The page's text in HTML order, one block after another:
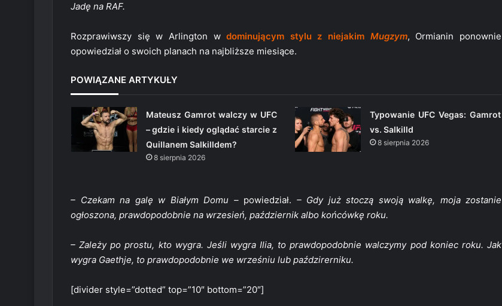
Jadę na RAF.
Rozprawiwszy się w Arlington wdominującym stylu z niejakim Mugzym, Ormianin ponownie
opowiedział o swoich planach na najbliższe miesiące.
POWIĄZANE ARTYKUŁY
Mateusz Gamrot walczy w UFC
– gdzie i kiedy oglądać starcie z
Quillanem Salkilldem?
8 sierpnia 2026
Typowanie UFC Vegas: Gamrot
vs. Salkilld
8 sierpnia 2026
– Czekam na galę w Białym Domu –powiedział. – Gdy już stoczą swoją walkę, moja zostanie
ogłoszona, prawdopodobnie na wrzesień, październik albo końcówkę roku.
– Zależy po prostu, kto wygra. Jeśli wygra Ilia, to prawdopodobnie walczymy pod koniec roku. Jak
wygra Gaethje, to prawdopodobnie we wrześniu lub paździrerniku.
[divider style=”dotted” top=”10″ bottom=”20″]